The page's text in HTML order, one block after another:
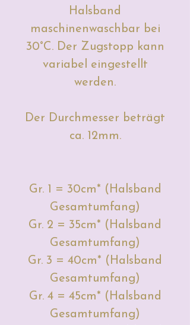
Halsband
maschinenwaschbar bei
30°C. Der Zugstopp kann
variabel eingestellt
werden.
Der Durchmesser beträgt
ca. 12mm.
Gr. 1 = 30cm* (Halsband
Gesamtumfang)
Gr. 2 = 35cm* (Halsband
Gesamtumfang)
Gr. 3 = 40cm* (Halsband
Gesamtumfang)
Gr. 4 = 45cm* (Halsband
Gesamtumfang)